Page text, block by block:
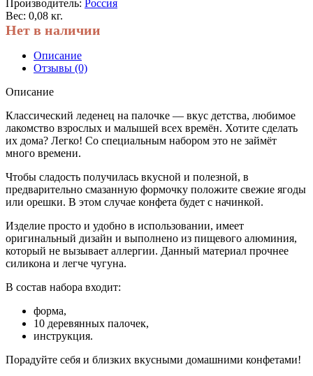
Производитель: Россия
Вес: 0,08 кг.
Нет в наличии
Описание
Отзывы (0)
Описание
Классический леденец на палочке — вкус детства, любимое
лакомство взрослых и малышей всех времён. Хотите сделать
их дома? Легко! Со специальным набором это не займёт
много времени.
Чтобы сладость получилась вкусной и полезной, в
предварительно смазанную формочку положите свежие ягоды
или орешки. В этом случае конфета будет с начинкой.
Изделие просто и удобно в использовании, имеет
оригинальный дизайн и выполнено из пищевого алюминия,
который не вызывает аллергии. Данный материал прочнее
силикона и легче чугуна.
В состав набора входит:
форма,
10 деревянных палочек,
инструкция.
Порадуйте себя и близких вкусными домашними конфетами!